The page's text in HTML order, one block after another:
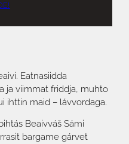
Eatnasiidda
ja viimmat friddja, muhto
ihttin maid – lávvordaga.
Beaivváš Sámi
bargame gárvet